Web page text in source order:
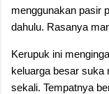
menggunakan pasir
dahulu. Rasanya
Kerupuk ini
keluarga besar suka
sekali. Tempatnya